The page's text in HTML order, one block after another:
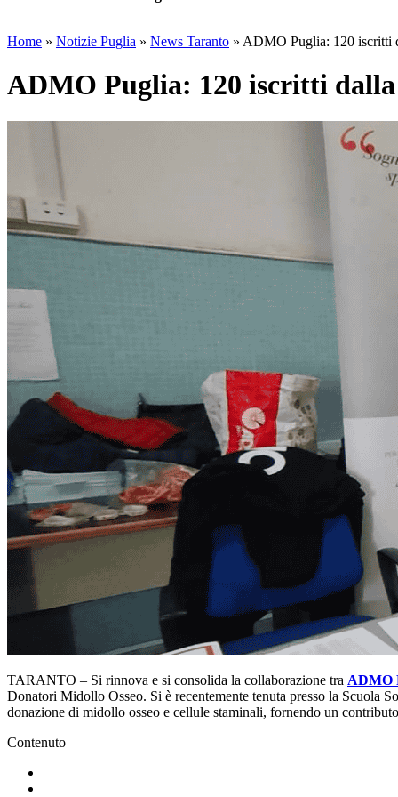
Home » Notizie Puglia » News Taranto » ADMO Puglia: 120 iscritti
ADMO Puglia: 120 iscritti
TARANTO – Si rinnova e si consolida la collaborazione tra ADMO
Donatori Midollo Osseo. Si è recentemente tenuta presso la Scuola
donazione di midollo osseo e cellule staminali, fornendo un
Contenuto